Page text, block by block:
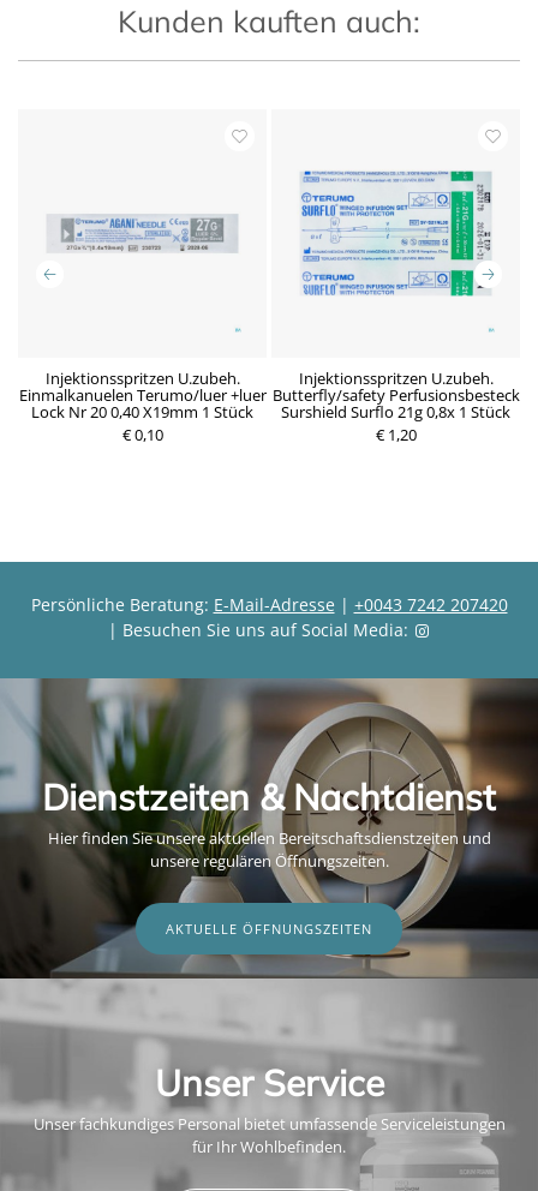
Kunden kauften auch:
Injektionsspritzen U.zubeh.
Einmalkanuelen Terumo/luer +luer
Lock Nr 20 0,40 X19mm 1 Stück
€ 0,10
Injektionsspritzen U.zubeh.
Butterfly/safety Perfusionsbesteck
Surshield Surflo 21g 0,8x 1 Stück
€ 1,20
Persönliche Beratung: E-Mail-Adresse | +0043 7242 207420
| Besuchen Sie uns auf Social Media:
Dienstzeiten & Nachtdienst
Hier finden Sie unsere aktuellen Bereitschaftsdienstzeiten und
unsere regulären Öffnungszeiten.
AKTUELLE ÖFFNUNGSZEITEN
Unser Service
Unser fachkundiges Personal bietet umfassende Serviceleistungen
für Ihr Wohlbefinden.